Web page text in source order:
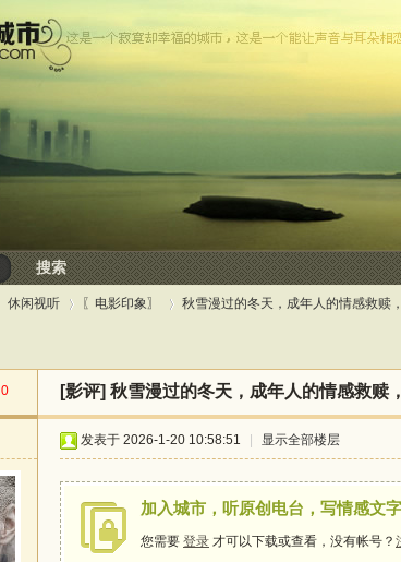
搜索
休闲视听
›
〖电影印象〗
›
秋雪漫过的冬天，成年人的情感救赎
0 [影评] 秋雪漫过的冬天，成年人的情感救赎
发表于 2026-1-20 10:58:51 显示全部楼层
加入城市，听原创电台，写情感文
您需要 登录 才可以下载或查看，没有帐号？